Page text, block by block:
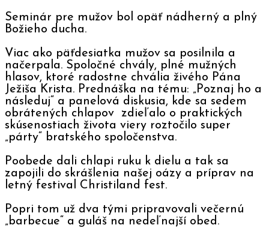
Seminár pre mužov bol opäť nádherný a plný
Božieho ducha.
Viac ako päťdesiatka mužov sa posilnila a
načerpala. Spoločné chvály, plné mužných
hlasov, ktoré radostne chvália živého Pána
Ježiša Krista. Prednáška na tému: „Poznaj ho a
následuj“ a panelová diskusia, kde sa sedem
obrátených chlapov zdieľalo o praktických
skúsenostiach života viery roztočilo super
„párty“ bratského spoločenstva.
Poobede dali chlapi ruku k dielu a tak sa
zapojili do skrášlenia našej oázy a príprav na
letný festival Christiland fest.
Popri tom už dva tými pripravovali večernú
„barbecue“ a guláš na nedeľnajší obed.